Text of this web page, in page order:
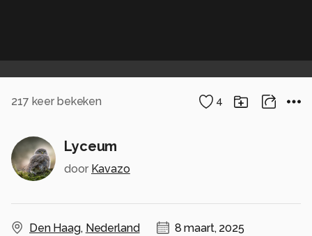
217 keer bekeken 4
Lyceum
door Kavazo
Den Haag, Nederland 8 maart, 2025